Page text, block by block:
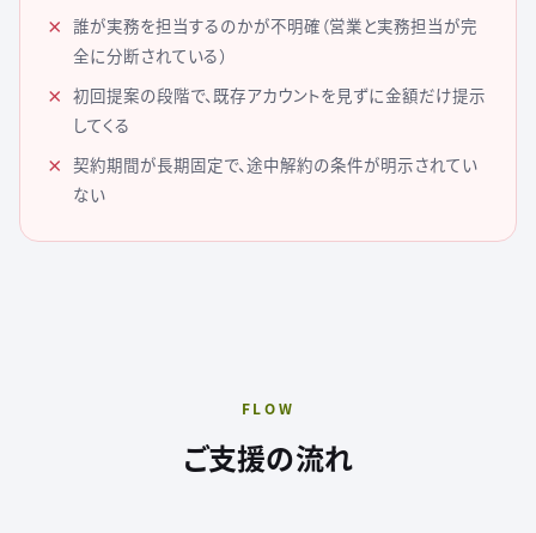
誰が実務を担当するのかが不明確（営業と実務担当が完
全に分断されている）
初回提案の段階で、既存アカウントを見ずに金額だけ提示
してくる
契約期間が長期固定で、途中解約の条件が明示されてい
ない
FLOW
ご支援の流れ